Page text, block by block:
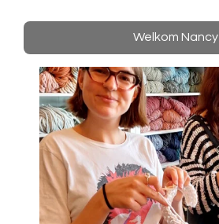
Welkom Nancy